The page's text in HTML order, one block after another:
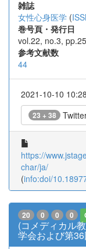
雑誌
女性心身医学 (
巻号頁・発行日
vol.22, no.3,
参考文献数
44
2021-10-10
23 + 38
https://
char/ja/
(info:doi/
20 0 0 0
(コメディカル
学会および第